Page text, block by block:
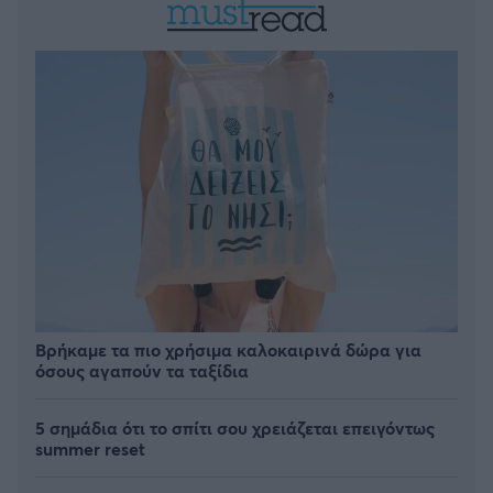
Βρήκαμε τα πιο χρήσιμα καλοκαιρινά δώρα για
όσους αγαπούν τα ταξίδια
5 σημάδια ότι το σπίτι σου χρειάζεται επειγόντως
summer reset